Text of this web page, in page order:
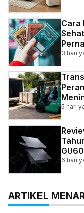
Cara
3 hari
5 hari
6 hari
ARTIKEL